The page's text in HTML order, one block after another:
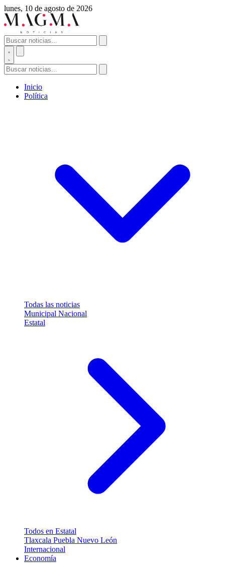
lunes, 10 de agosto de 2026
Inicio
Política
Todas las noticias
Municipal Nacional
Estatal
Todos en Estatal
Tlaxcala Puebla Nuevo León
Internacional
Economía